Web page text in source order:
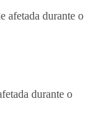
durante o